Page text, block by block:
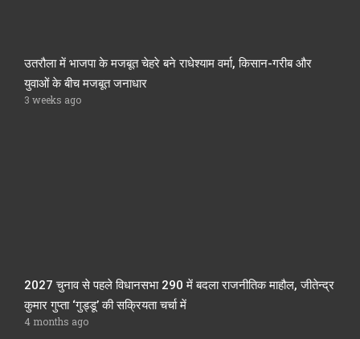
उतरौला में भाजपा के मजबूत चेहरे बने राधेश्याम वर्मा, किसान-गरीब और
युवाओं के बीच मजबूत जनाधार
3 weeks ago
2027 चुनाव से पहले विधानसभा 290 में बदला राजनीतिक माहौल, जीतेन्द्र
कुमार गुप्ता ‘गुड्डू’ की सक्रियता चर्चा में
4 months ago